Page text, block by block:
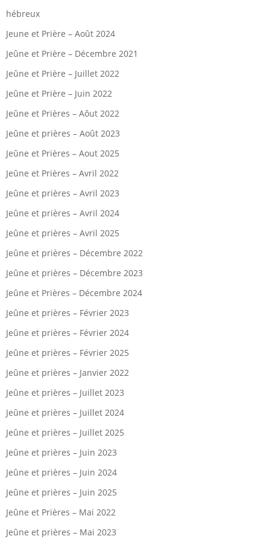
hébreux
Jeune et Prière – Août 2024
Jeûne et Prière – Décembre 2021
Jeûne et Prière – Juillet 2022
Jeûne et Prière – Juin 2022
Jeûne et Prières – Aôut 2022
Jeûne et prières – Août 2023
Jeûne et Prières – Aout 2025
Jeûne et Prières – Avril 2022
Jeûne et prières – Avril 2023
Jeûne et prières – Avril 2024
Jeûne et prières – Avril 2025
Jeûne et prières – Décembre 2022
Jeûne et prières – Décembre 2023
Jeûne et Prières – Décembre 2024
Jeûne et prières – Février 2023
Jeûne et prières – Février 2024
Jeûne et prières – Février 2025
Jeûne et prières – Janvier 2022
Jeûne et prières – Juillet 2023
Jeûne et prières – Juillet 2024
Jeûne et prières – Juillet 2025
Jeûne et prières – Juin 2023
Jeûne et prières – Juin 2024
Jeûne et prières – Juin 2025
Jeûne et Prières – Mai 2022
Jeûne et prières – Mai 2023